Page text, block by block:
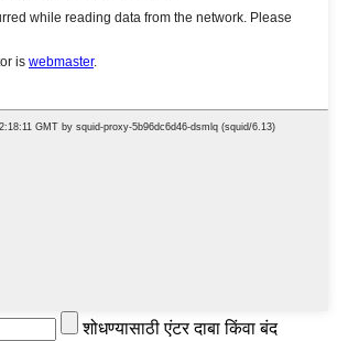
शोधण्यासाठी एंटर दाबा किंवा बंद